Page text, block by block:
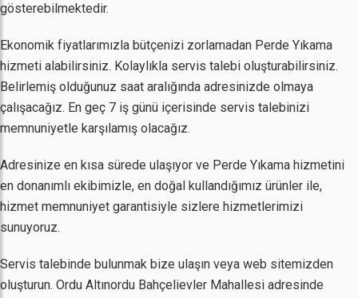
gösterebilmektedir.
Ekonomik fiyatlarımızla bütçenizi zorlamadan Perde Yıkama
hizmeti alabilirsiniz. Kolaylıkla servis talebi oluşturabilirsiniz.
Belirlemiş olduğunuz saat aralığında adresinizde olmaya
çalışacağız. En geç 7 iş günü içerisinde servis talebinizi
memnuniyetle karşılamış olacağız.
Adresinize en kısa sürede ulaşıyor ve Perde Yıkama hizmetini
en donanımlı ekibimizle, en doğal kullandığımız ürünler ile,
hizmet memnuniyet garantisiyle sizlere hizmetlerimizi
sunuyoruz.
Servis talebinde bulunmak bize ulaşın veya web sitemizden
oluşturun. Ordu Altınordu Bahçelievler Mahallesi adresinde